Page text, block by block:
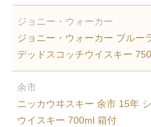
ジョニー・ウォーカー
ジョニー・ウォーカー ブルー
デッドスコッチウイスキー
余市
ニッカウヰスキー 余市 15年
ウイスキー 700ml 箱付